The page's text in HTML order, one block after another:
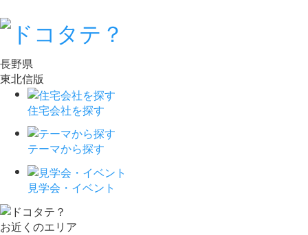
長野県
東北信版
住宅会社を探す
テーマから探す
見学会・イベント
お近くのエリア